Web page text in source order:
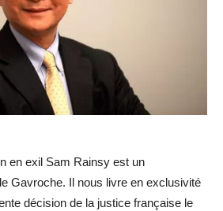
en exil Sam Rainsy est un
Gavroche. Il nous livre en exclusivité
décision de la justice française le